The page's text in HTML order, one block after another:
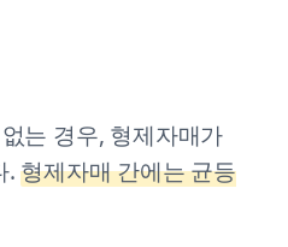
는 경우, 형제자매가
.형제자매 간에는 균등